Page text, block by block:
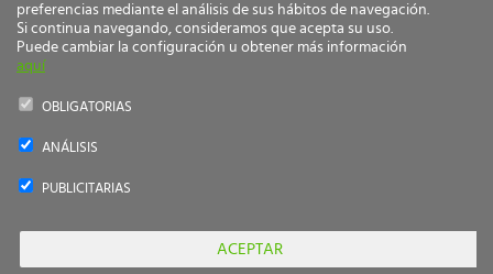
PAGO
preferencias mediante el análisis de sus hábitos de navegación.
Si continua navegando, consideramos que acepta su uso.
Puede cambiar la configuración u obtener más información
aquí
OBLIGATORIAS
ANÁLISIS
PUBLICITARIAS
ACEPTAR